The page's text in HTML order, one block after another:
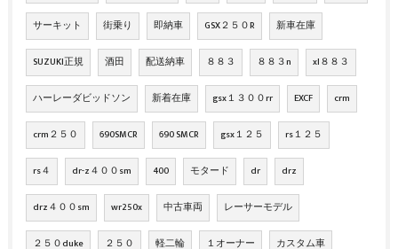
サーキット 街乗り 即納車 GSX２５０R 新車在庫
SUZUKI正規 酒田 配送納車 ８８３ ８８３n xl８８３
ハーレーダビッドソン 新着在庫 gsx１３００rr EXCF crm
crm２５０ 690SMCR 690 SMCR gsx１２５ rs１２５
rs４ dr-z４００sm 400 モタード dr drz
drz４００sm wr250x 中古車両 レーサーモデル
２５０duke ２５０ 軽二輪 １オーナー カスタム車